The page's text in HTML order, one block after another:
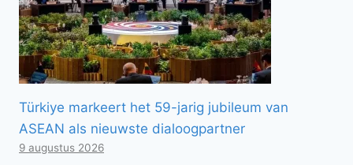
Türkiye markeert het 59-jarig jubileum van
ASEAN als nieuwste dialoogpartner
9 augustus 2026